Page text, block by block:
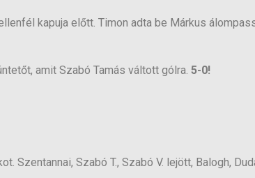
kapuja előtt. Timon adta be Márkus
amit Szabó Tamás váltott gólra. 5-0!
Szentannai, Szabó T., Szabó V. lejött, Balogh,